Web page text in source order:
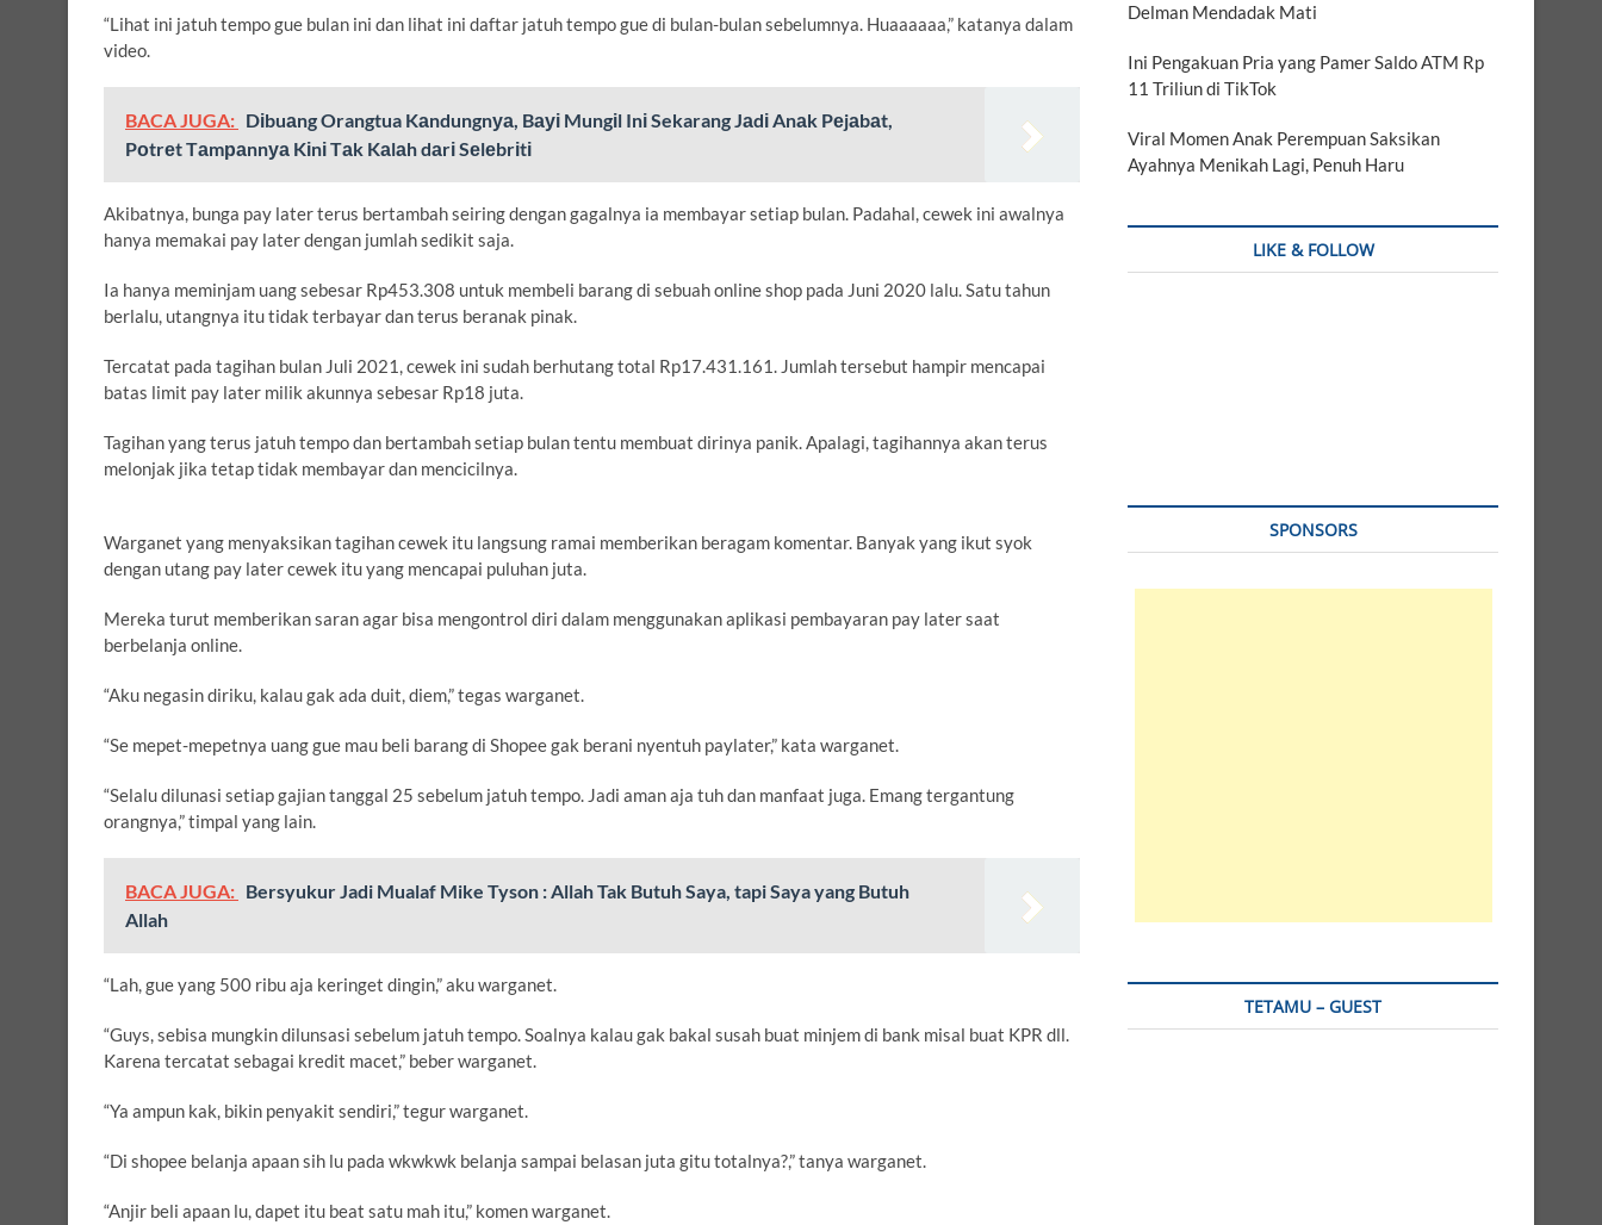
“Lihat ini jatuh tempo gue bulan ini dan lihat ini daftar jatuh tempo gue di bulan-bulan sebelumnya. Huaaaaaa,” katanya dalam
video.
BACA JUGA: Dіbuаng Orangtua Kаndungnуа, Bауі Mungіl Inі Sekarang Jаdі Anаk Pеjаbаt,
Pоtrеt Tаmраnnуа Kіnі Tаk Kаlаh dаrі Sеlеbrіtі
Akibatnya, bunga pay later terus bertambah seiring dengan gagalnya ia membayar setiap bulan. Padahal, cewek ini awalnya
hanya memakai pay later dengan jumlah sedikit saja.
Ia hanya meminjam uang sebesar Rp453.308 untuk membeli barang di sebuah online shop pada Juni 2020 lalu. Satu tahun
berlalu, utangnya itu tidak terbayar dan terus beranak pinak.
Tercatat pada tagihan bulan Juli 2021, cewek ini sudah berhutang total Rp17.431.161. Jumlah tersebut hampir mencapai
batas limit pay later milik akunnya sebesar Rp18 juta.
Tagihan yang terus jatuh tempo dan bertambah setiap bulan tentu membuat dirinya panik. Apalagi, tagihannya akan terus
melonjak jika tetap tidak membayar dan mencicilnya.
Warganet yang menyaksikan tagihan cewek itu langsung ramai memberikan beragam komentar. Banyak yang ikut syok
dengan utang pay later cewek itu yang mencapai puluhan juta.
Mereka turut memberikan saran agar bisa mengontrol diri dalam menggunakan aplikasi pembayaran pay later saat
berbelanja online.
“Aku negasin diriku, kalau gak ada duit, diem,” tegas warganet.
“Se mepet-mepetnya uang gue mau beli barang di Shopee gak berani nyentuh paylater,” kata warganet.
“Selalu dilunasi setiap gajian tanggal 25 sebelum jatuh tempo. Jadi aman aja tuh dan manfaat juga. Emang tergantung
orangnya,” timpal yang lain.
BACA JUGA: Bersyukur Jadi Mualaf Mike Tyson : Allah Tak Butuh Saya, tapi Saya yang Butuh
Allah
“Lah, gue yang 500 ribu aja keringet dingin,” aku warganet.
“Guys, sebisa mungkin dilunsasi sebelum jatuh tempo. Soalnya kalau gak bakal susah buat minjem di bank misal buat KPR dll.
Karena tercatat sebagai kredit macet,” beber warganet.
“Ya ampun kak, bikin penyakit sendiri,” tegur warganet.
“Di shopee belanja apaan sih lu pada wkwkwk belanja sampai belasan juta gitu totalnya?,” tanya warganet.
“Anjir beli apaan lu, dapet itu beat satu mah itu,” komen warganet.
Delman Mendadak Mati
Ini Pengakuan Pria yang Pamer Saldo ATM Rp
11 Triliun di TikTok
Viral Momen Anak Perempuan Saksikan
Ayahnya Menikah Lagi, Penuh Haru
LIKE & FOLLOW
SPONSORS
TETAMU – GUEST